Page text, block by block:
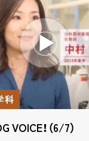
科
！（6/7）